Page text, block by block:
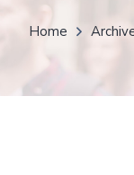
Home